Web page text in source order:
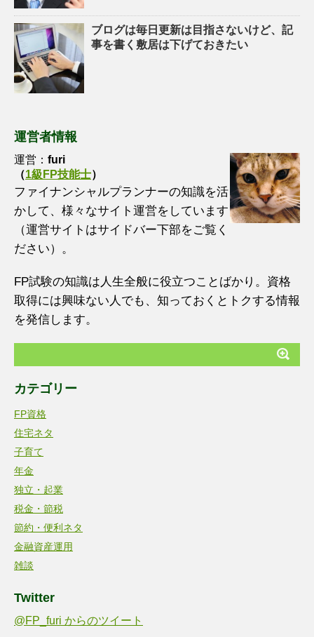
ブログは毎日更新は目指さないけど、記
事を書く敷居は下げておきたい
運営者情報
運営： furi
（1級FP技能士）
ファイナンシャルプランナーの知識を活
かして、様々なサイト運営をしています
（運営サイトはサイドバー下部をご覧く
ださい）。
FP試験の知識は人生全般に役立つことばかり。資格
取得には興味ない人でも、知っておくとトクする情報
を発信します。
カテゴリー
FP資格
住宅ネタ
子育て
年金
独立・起業
税金・節税
節約・便利ネタ
金融資産運用
雑談
Twitter
@FP_furi からのツイート